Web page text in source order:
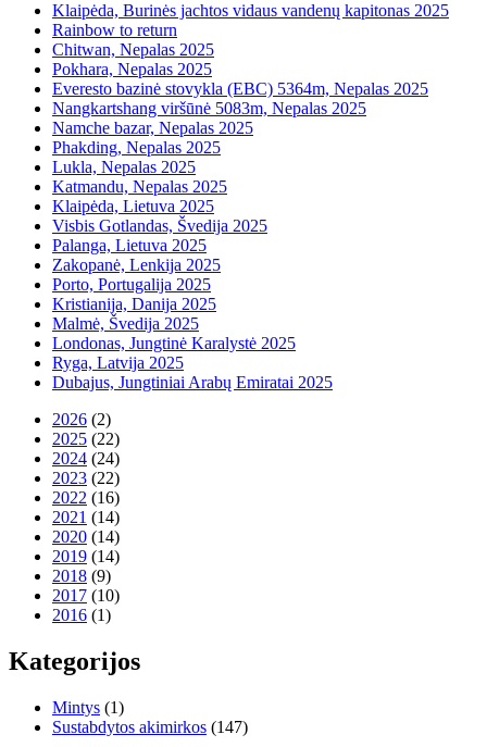
Klaipėda, Burinės jachtos vidaus vandenų kapitonas 2025
Rainbow to return
Chitwan, Nepalas 2025
Pokhara, Nepalas 2025
Everesto bazinė stovykla (EBC) 5364m, Nepalas 2025
Nangkartshang viršūnė 5083m, Nepalas 2025
Namche bazar, Nepalas 2025
Phakding, Nepalas 2025
Lukla, Nepalas 2025
Katmandu, Nepalas 2025
Klaipėda, Lietuva 2025
Visbis Gotlandas, Švedija 2025
Palanga, Lietuva 2025
Zakopanė, Lenkija 2025
Porto, Portugalija 2025
Kristianija, Danija 2025
Malmė, Švedija 2025
Londonas, Jungtinė Karalystė 2025
Ryga, Latvija 2025
Dubajus, Jungtiniai Arabų Emiratai 2025
2026 (2)
2025 (22)
2024 (24)
2023 (22)
2022 (16)
2021 (14)
2020 (14)
2019 (14)
2018 (9)
2017 (10)
2016 (1)
Kategorijos
Mintys (1)
Sustabdytos akimirkos (147)